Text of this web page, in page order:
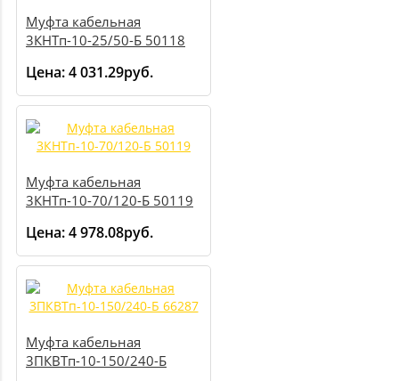
Муфта кабельная
3КНТп-10-25/50-Б 50118
Цена:4 031.29руб.
Муфта кабельная
3КНТп-10-70/120-Б 50119
Цена:4 978.08руб.
Муфта кабельная
3ПКВТп-10-150/240-Б